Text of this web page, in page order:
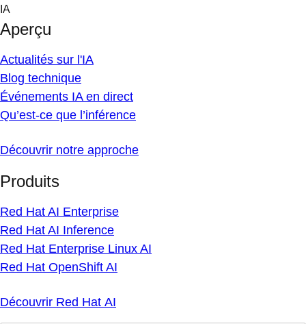
Skip
content
IA
Aperçu
Actualités sur l'IA
Blog technique
Événements IA en direct
Qu’est-ce que l’inférence
Découvrir notre approche
Produits
Red Hat AI Enterprise
Red Hat AI Inference
Red Hat Enterprise Linux AI
Red Hat OpenShift AI
Découvrir Red Hat AI